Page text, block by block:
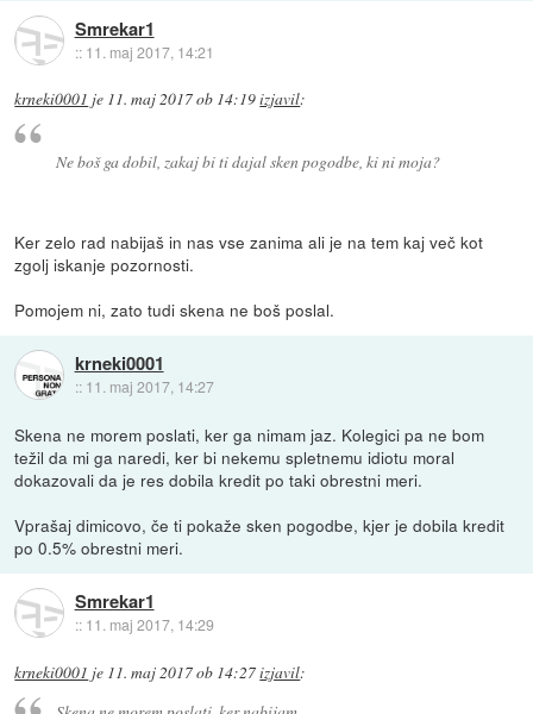
Smrekar1
:: 11. maj 2017, 14:21
krneki0001 je 11. maj 2017 ob 14:19izjavil:
Ne boš ga dobil, zakaj bi ti dajal sken pogodbe, ki ni moja?
Ker zelo rad nabijaš in nas vse zanima ali je na tem kaj več kot
zgolj iskanje pozornosti.
Pomojem ni, zato tudi skena ne boš poslal.
krneki0001
:: 11. maj 2017, 14:27
Skena ne morem poslati, ker ga nimam jaz. Kolegici pa ne bom
težil da mi ga naredi, ker bi nekemu spletnemu idiotu moral
dokazovali da je res dobila kredit po taki obrestni meri.
Vprašaj dimicovo, če ti pokaže sken pogodbe, kjer je dobila kredit
po 0.5% obrestni meri.
Smrekar1
:: 11. maj 2017, 14:29
krneki0001 je 11. maj 2017 ob 14:27izjavil: